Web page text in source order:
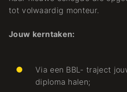
tot volwaardig monteur.
Jouw kerntaken:
Via een BBL- traject
diploma halen;